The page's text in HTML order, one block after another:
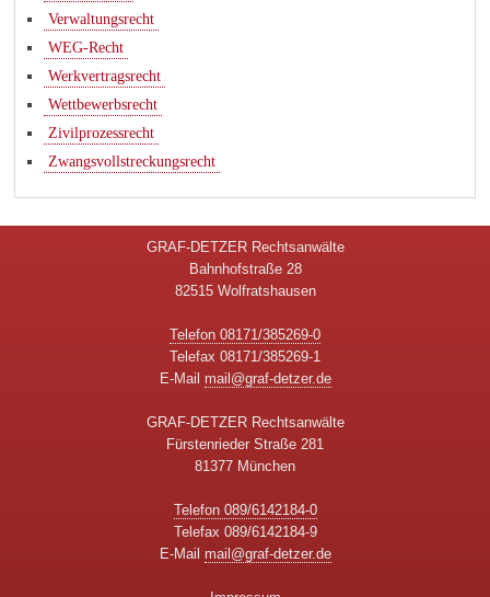
Verwaltungsrecht
WEG-Recht
Werkvertragsrecht
Wettbewerbsrecht
Zivilprozessrecht
Zwangsvollstreckungsrecht
GRAF-DETZER Rechtsanwälte
Bahnhofstraße 28
82515 Wolfratshausen
Telefon 08171/385269-0
Telefax 08171/385269-1
E-Mail mail@graf-detzer.de
GRAF-DETZER Rechtsanwälte
Fürstenrieder Straße 281
81377 München
Telefon 089/6142184-0
Telefax 089/6142184-9
E-Mail mail@graf-detzer.de